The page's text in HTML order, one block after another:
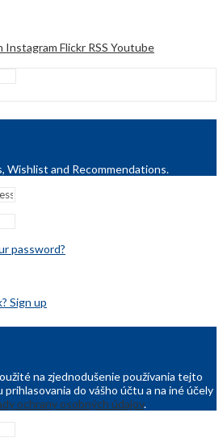
Instagram Flickr RSS Youtube
Wishlist and Recommendations.
password?
Sign up
na zjednodušenie používania tejto
do vášho účtu a na iné účely
ochrany osobných údajov.